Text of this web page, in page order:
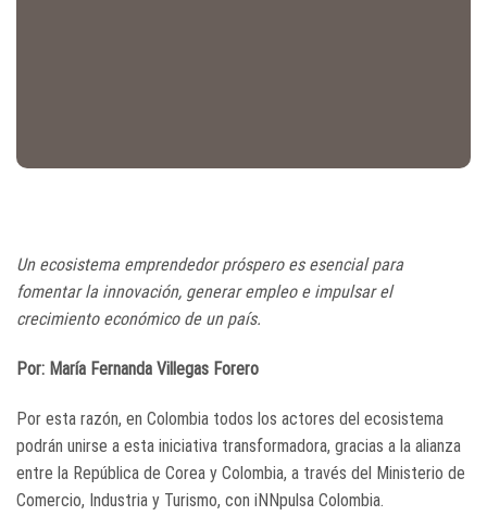
Un ecosistema emprendedor próspero es esencial para
fomentar la innovación, generar empleo e impulsar el
crecimiento económico de un país.
Por: María Fernanda Villegas Forero
Por esta razón, en Colombia todos los actores del ecosistema
podrán unirse a esta iniciativa transformadora, gracias a la alianza
entre la República de Corea y Colombia, a través del Ministerio de
Comercio, Industria y Turismo, con iNNpulsa Colombia.